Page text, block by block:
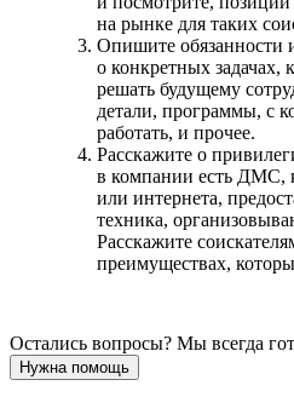
на рынке для таких
Опишите обязанности
о конкретных задачах,
решать будущему
детали, программы, с
работать, и прочее.
Расскажите о
в компании есть ДМС,
или интернета,
техника,
Расскажите
преимуществах,
Остались вопросы? Мы всегда
Нужна помощь